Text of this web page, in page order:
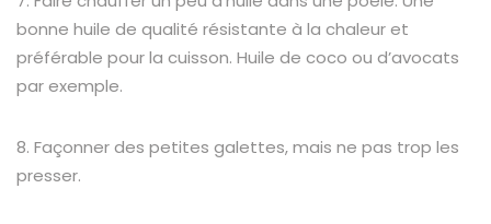
bonne huile de qualité résistante à la chaleur et
préférable pour la cuisson. Huile de coco ou d’avocats
par exemple.
8. Façonner des petites galettes, mais ne pas trop les
presser.